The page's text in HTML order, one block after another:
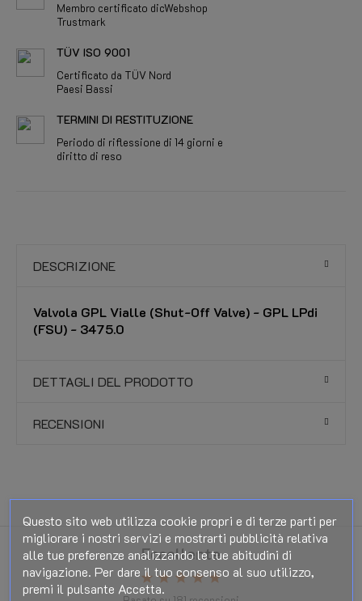
Membro certificato dicWebshop
Trustmark
TÜV ISO 9001
Certificato da TÜV Nord
Paesi Bassi
TERMINI DI RESTITUZIONE
Periodo di riflessione di 14 giorni e
diritto di reso
DESCRIZIONE
Valvola GPL Vialle (Shut-Off Valve) - GPL LPdi
(FSU) - 3475.0
DETTAGLI DEL PRODOTTO
RECENSIONI
Eccellente
star star starstarstar
Questo sito web utilizza cookie propri e di terze parti per
migliorare i nostri servizi e mostrarti pubblicità relativa
alle tue preferenze analizzando le tue abitudini di
navigazione. Per dare il tuo consenso al suo utilizzo,
premi il pulsante Accetta.